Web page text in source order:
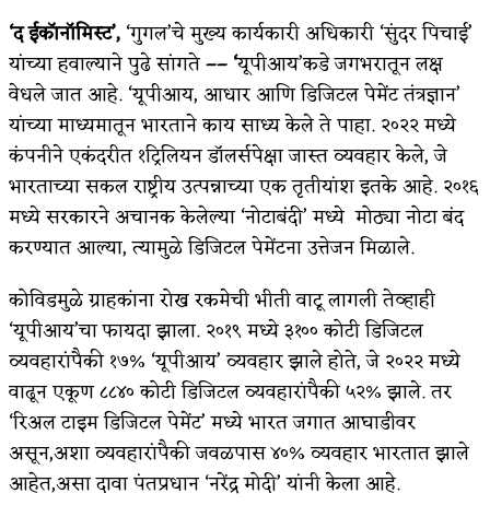
‘द ईकॉनॉमिस्ट’,‘गुगल’चे मुख्य कार्यकारी अधिकारी ‘सुंदर पिचाई’
यांच्या हवाल्याने पुढे सांगते–– ‘यूपीआय’कडे जगभरातून लक्ष
वेधले जात आहे. ‘यूपीआय, आधार आणि डिजिटल पेमेंट तंत्रज्ञान’
यांच्या माध्यमातून भारताने काय साध्य केले ते पाहा. २०२२ मध्ये
कंपनीने एकंदरीत १ट्रिलियन डॉलर्सपेक्षा जास्त व्यवहार केले, जे
भारताच्या सकल राष्ट्रीय उत्पन्नाच्या एक तृतीयांश इतके आहे. २०१६
मध्ये सरकारने अचानक केलेल्या ‘नोटाबंदी’ मध्ये मोठ्या नोटा बंद
करण्यात आल्या, त्यामुळे डिजिटल पेमेंटना उत्तेजन मिळाले.
कोविडमुळे ग्राहकांना रोख रकमेची भीती वाटू लागली तेव्हाही
‘यूपीआय’चा फायदा झाला. २०१९ मध्ये ३१०० कोटी डिजिटल
व्यवहारांपैकी १७% ‘यूपीआय’ व्यवहार झाले होते, जे २०२२ मध्ये
वाढून एकूण ८८४० कोटी डिजिटल व्यवहारांपैकी ५२% झाले. तर
‘रिअल टाइम डिजिटल पेमेंट’ मध्ये भारत जगात आघाडीवर
असून,अशा व्यवहारांपैकी जवळपास ४०% व्यवहार भारतात झाले
आहेत,असा दावा पंतप्रधान ‘नरेंद्र मोदी’ यांनी केला आहे.